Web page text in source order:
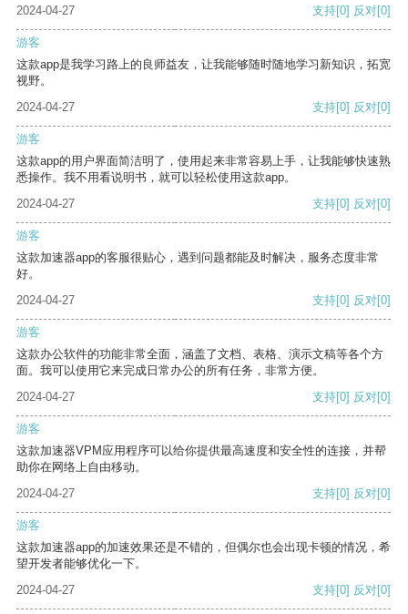
2024-04-27
支持[0] 反对[0]
游客
这款app是我学习路上的良师益友，让我能够随时随地学习新知识，拓宽
视野。
2024-04-27
支持[0] 反对[0]
游客
这款app的用户界面简洁明了，使用起来非常容易上手，让我能够快速熟
悉操作。我不用看说明书，就可以轻松使用这款app。
2024-04-27
支持[0] 反对[0]
游客
这款加速器app的客服很贴心，遇到问题都能及时解决，服务态度非常
好。
2024-04-27
支持[0] 反对[0]
游客
这款办公软件的功能非常全面，涵盖了文档、表格、演示文稿等各个方
面。我可以使用它来完成日常办公的所有任务，非常方便。
2024-04-27
支持[0] 反对[0]
游客
这款加速器VPM应用程序可以给你提供最高速度和安全性的连接，并帮
助你在网络上自由移动。
2024-04-27
支持[0] 反对[0]
游客
这款加速器app的加速效果还是不错的，但偶尔也会出现卡顿的情况，希
望开发者能够优化一下。
2024-04-27
支持[0] 反对[0]